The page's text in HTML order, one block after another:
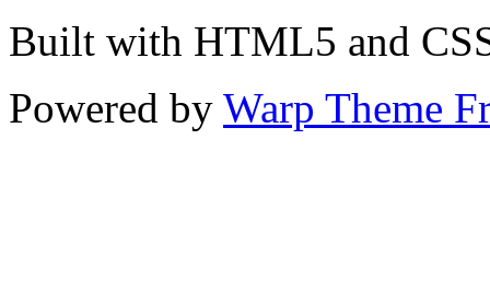
Built with HTML5 and
Powered by Warp Theme